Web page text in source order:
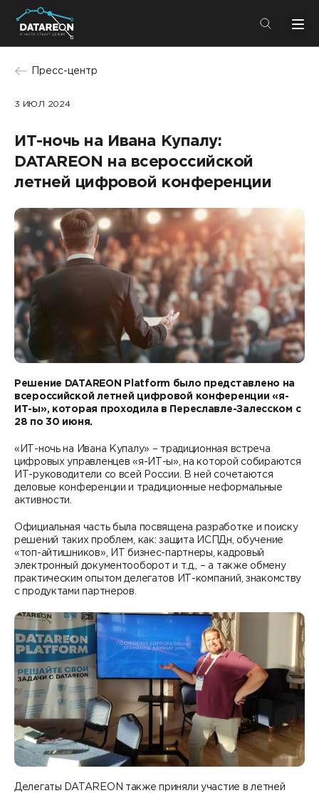
+7 (495) 280-08-01
Услуги
Пресс-центр
Импортозамещение
Компания
О компании
Карьера
Контакты
Клиенты и проекты
Решения
DATAREON Platform
DATAREON ESB
Пресс-центр
Новости
Анонсы мероприятий
СМИ о нас
Услуги
Образовательный марафон: ваш рывок к новым
знаниям
Техническая поддержка
Сертификация
Старт с Вендором
Партнеры
Партнеры DATAREON
Статьи
Документация
Книги DATAREON
Вебинары
Пресс-центр
3 ИЮЛ 2024
ИТ-ночь на Ивана Купалу:
DATAREON на всероссийской
летней цифровой конференции
Решение DATAREON Platform было представлено на
всероссийской летней цифровой конференции «я-
ИТ-ы», которая проходила в Переславле-Залесском с
28 по 30 июня.
«ИТ-ночь на Ивана Купалу» – традиционная встреча
цифровых управленцев «я-ИТ-ы», на которой собираются
ИТ-руководители со всей России. В ней сочетаются
деловые конференции и традиционные неформальные
активности.
Официальная часть была посвящена разработке и поиску
решений таких проблем, как: защита ИСПДн, обучение
«топ-айтишников», ИТ бизнес-партнеры, кадровый
электронный документооборот и т.д., – а также обмену
практическим опытом делегатов ИТ-компаний, знакомству
с продуктами партнеров.
Делегаты DATAREON также приняли участие в летней